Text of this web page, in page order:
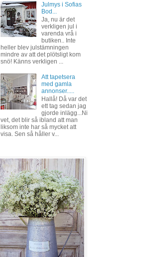
Julmys i Sofias
Bod...
Ja, nu är det
verkligen jul i
varenda vrå i
butiken.. Inte
heller blev julstämningen
mindre av att det plötsligt kom
snö! Känns verkligen ...
Att tapetsera
med gamla
annonser.....
Hallå! Då var det
ett tag sedan jag
gjorde inlägg...Ni
vet, det blir så ibland att man
liksom inte har så mycket att
visa. Sen så håller v...